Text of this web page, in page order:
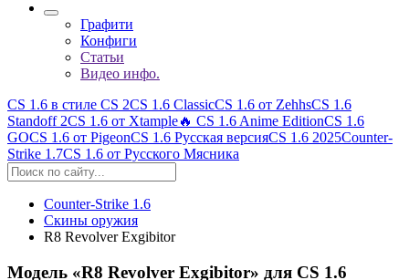
Графити
Конфиги
Статьи
Видео инфо.
CS 1.6 в стиле CS 2CS 1.6 ClassicCS 1.6 от ZehhsCS 1.6
Standoff 2CS 1.6 от Xtample🔥 CS 1.6 Anime EditionCS 1.6
GOCS 1.6 от PigeonCS 1.6 Русская версияCS 1.6 2025Counter-
Strike 1.7CS 1.6 от Русского Мясника
Counter-Strike 1.6
Скины оружия
R8 Revolver Exgibitor
Модель «R8 Revolver Exgibitor» для CS 1.6